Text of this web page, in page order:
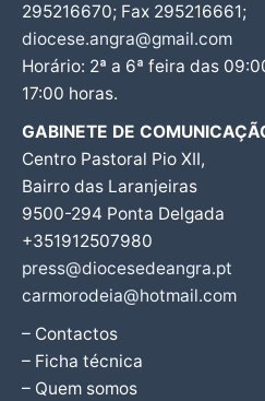
295216670; Fax 295216661;
diocese.angra@gmail.com
Horário: 2ª a 6ª feira das
17:00 horas.
GABINETE DE
Centro Pastoral Pio XII,
Bairro das Laranjeiras
9500-294 Ponta Delgada
+351912507980
press@diocesedeangra.pt
carmorodeia@hotmail.com
– Contactos
– Ficha técnica
– Quem somos